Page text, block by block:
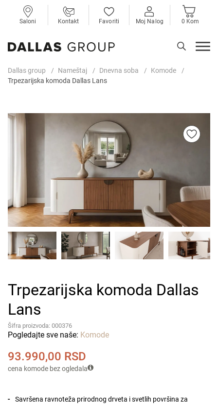
Saloni Kontakt Favoriti Moj Nalog 0 Kom
Dallas group Nameštaj Dnevna soba
Komode
Trpezarijska komoda Dallas Lans
Trpezarijska komoda Dallas
Lans
Šifra proizvoda: 000376
Pogledajte sve naše: Komode
93.990,00 RSD
cena komode bez ogledala
Savršena ravnoteža prirodnog drveta i svetlih površina za